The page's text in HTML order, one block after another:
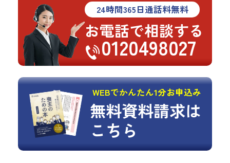
24時間365日通話料無料
お電話で相談する
0120498027
WEBでかんたん1分お申込み
無料資料請求は
こちら